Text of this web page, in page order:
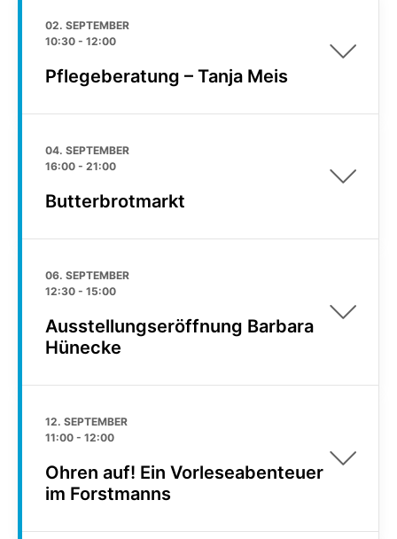
02. SEPTEMBER
10:30 - 12:00
Pflegeberatung – Tanja Meis
04. SEPTEMBER
16:00 - 21:00
Butterbrotmarkt
06. SEPTEMBER
12:30 - 15:00
Ausstellungseröffnung Barbara
Hünecke
12. SEPTEMBER
11:00 - 12:00
Ohren auf! Ein Vorleseabenteuer
im Forstmanns